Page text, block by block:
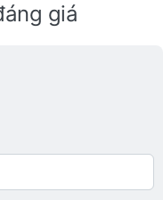
giá
4 trên 5
5 sao.
5 sao.
sao. Xấu